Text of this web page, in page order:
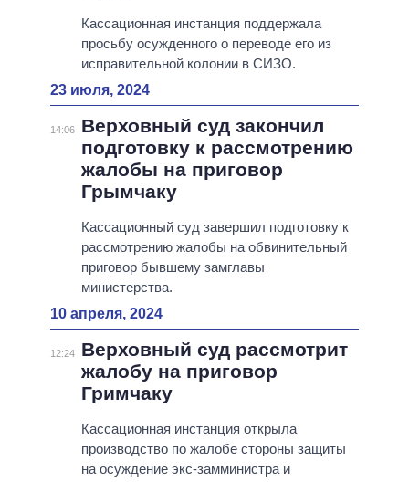
Кассационная инстанция поддержала
просьбу осужденного о переводе его из
исправительной колонии в СИЗО.
23 июля, 2024
14:06
Верховный суд закончил
подготовку к рассмотрению
жалобы на приговор
Грымчаку
Кассационный суд завершил подготовку к
рассмотрению жалобы на обвинительный
приговор бывшему замглавы
министерства.
10 апреля, 2024
12:24
Верховный суд рассмотрит
жалобу на приговор
Гримчаку
Кассационная инстанция открыла
производство по жалобе стороны защиты
на осуждение экс-замминистра и